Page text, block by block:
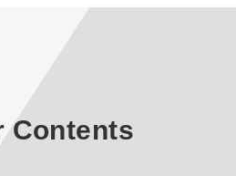
Contents